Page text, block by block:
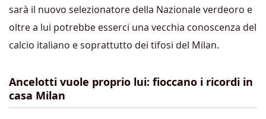
sarà il nuovo selezionatore della Nazionale verdeoro e
oltre a lui potrebbe esserci una vecchia conoscenza del
calcio italiano e soprattutto dei tifosi del Milan.
Ancelotti vuole proprio lui: fioccano i ricordi in
casa Milan